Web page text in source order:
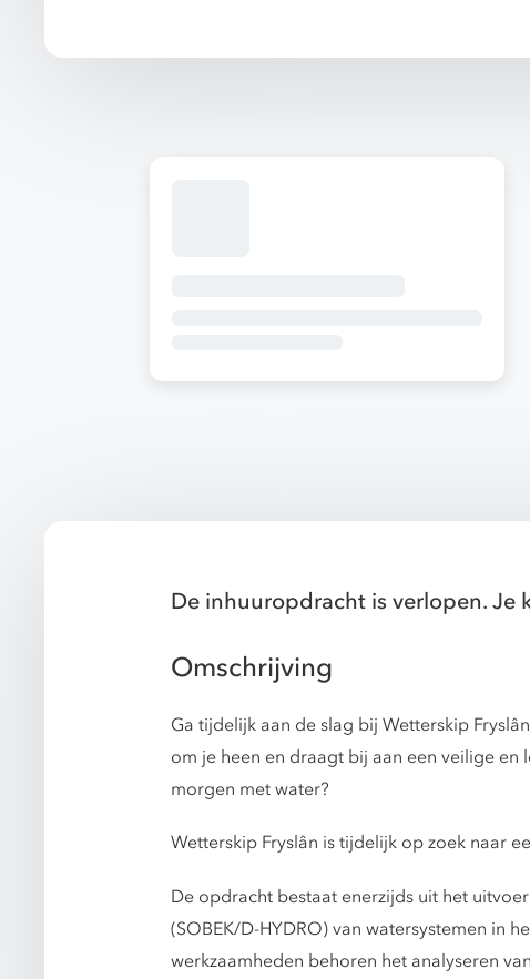
De inhuuropdracht is verlopen. Je
Omschrijving
Ga tijdelijk aan de slag bij Wetterskip
om je heen en draagt bij aan een veilige
morgen met water?
Wetterskip Fryslân is tijdelijk op zoek naar
De opdracht bestaat enerzijds uit het
(SOBEK/D-HYDRO) van watersystemen in
werkzaamheden behoren het analyseren